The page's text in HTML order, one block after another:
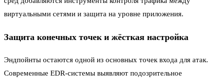
виртуальными сетями и защита на уровне приложения.
Защита конечных точек и жёсткая настройка
Эндпойнты остаются одной из основных точек входа для атак.
Современные EDR-системы выявляют подозрительное